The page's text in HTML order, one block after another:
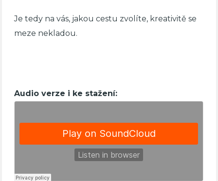
Je tedy na vás, jakou cestu zvolíte, kreativitě se
meze nekladou.
Audio verze i ke stažení: